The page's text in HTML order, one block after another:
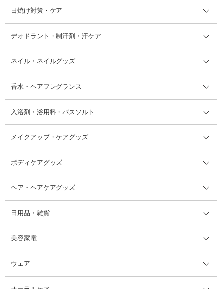
フェイスオイル・バーム
ブースター・導入液
洗い流すパック・マスク
リップクリーム・リップケア
顔用マッサージ料
フェイスパウダー
アイシャドウ
アイブロウ・眉マスカラ
チーク
ハイライト・シェーディング
ボディケア
レッグ・フットケア
バストケア
ネイルケア
脱毛・除毛ケア
シャンプー・ヘアケア・ヘアスタ
イリング全て
洗い流さないトリートメント
ヘアスタイリング剤
頭皮ケア・育毛剤
その他シャンプー・ヘアケア・ヘ
アスタイリング
日焼け対策・ケア
日焼け対策・ケア全て
サンオイル・タンニング
その他日焼け対策・UVケア
デオドラント・制汗剤・汗ケア
デオドラント・制汗剤・汗ケア全
て
フット用デオドラント・制汗剤・
汗ケア
ネイル・ネイルグッズ
ネイル・ネイルグッズ全て
ジェルネイル
リムーバー・除光液
香水・ヘアフレグランス
香水・ヘアフレグランス全て
フレグランスミスト
その他香水・ヘアフレグランス
入浴剤・浴用料・バスソルト
入浴剤・浴用料・バスソルト全て
バスソルト
メイクアップ・ケアグッズ
メイクアップ・ケアグッズ全て
コットン・綿棒
洗顔グッズ
ブラシ・チップ
ツィザー・毛抜き
ボディケアグッズ
ボディケアグッズ全て
マッサージ・ボディケアグッズ
かかと・角質ケアグッズ
絆創膏
ヘア・ヘアケアグッズ
ヘア・ヘアケアグッズ全て
ヘアゴム
ヘアバンド
日用品・雑貨
日用品・雑貨全て
柔軟剤
ルームフレグランス・ディフュー
美容家電
美容家電全て
ウェア